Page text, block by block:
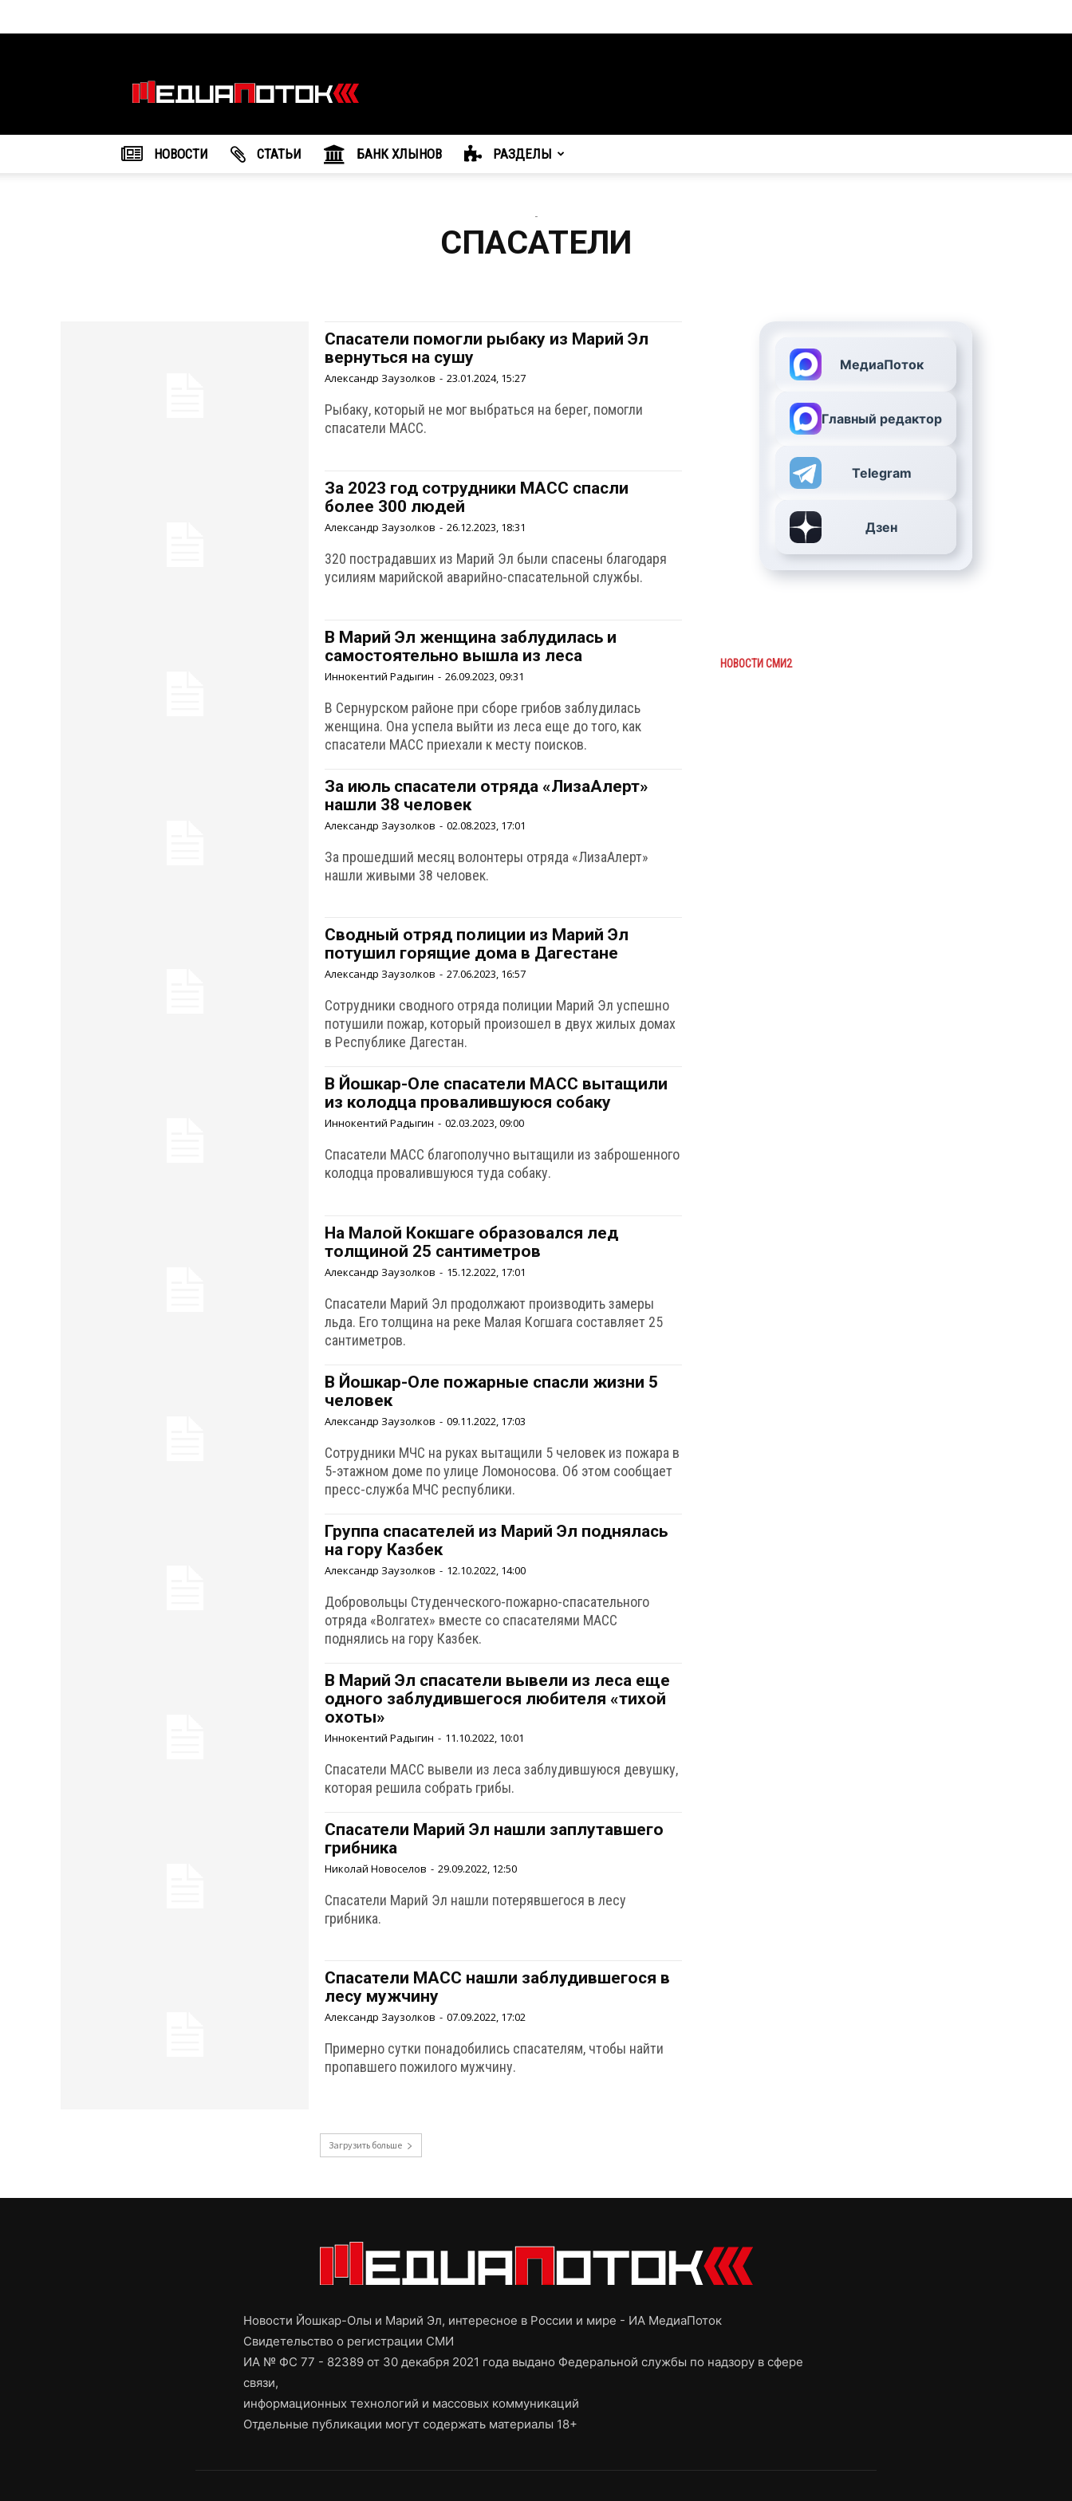
агентство
"МедиаПоток"
НОВОСТИ CТАТЬИ БАНК ХЛЫНОВ РАЗДЕЛЫ
-
СПАСАТЕЛИ
Спасатели помогли рыбаку из Марий Эл
вернуться на сушу
Александр Заузолков - 23.01.2024, 15:27
Рыбаку, который не мог выбраться на берег, помогли
спасатели МАСС.
За 2023 год сотрудники МАСС спасли
более 300 людей
Александр Заузолков - 26.12.2023, 18:31
320 пострадавших из Марий Эл были спасены благодаря
усилиям марийской аварийно-спасательной службы.
В Марий Эл женщина заблудилась и
самостоятельно вышла из леса
Иннокентий Радыгин - 26.09.2023, 09:31
В Сернурском районе при сборе грибов заблудилась
женщина. Она успела выйти из леса еще до того, как
спасатели МАСС приехали к месту поисков.
За июль спасатели отряда «ЛизаАлерт»
нашли 38 человек
Александр Заузолков - 02.08.2023, 17:01
За прошедший месяц волонтеры отряда «ЛизаАлерт»
нашли живыми 38 человек.
Сводный отряд полиции из Марий Эл
потушил горящие дома в Дагестане
Александр Заузолков - 27.06.2023, 16:57
Сотрудники сводного отряда полиции Марий Эл успешно
потушили пожар, который произошел в двух жилых домах
в Республике Дагестан.
В Йошкар-Оле спасатели МАСС вытащили
из колодца провалившуюся собаку
Иннокентий Радыгин - 02.03.2023, 09:00
Спасатели МАСС благополучно вытащили из заброшенного
колодца провалившуюся туда собаку.
На Малой Кокшаге образовался лед
толщиной 25 сантиметров
Александр Заузолков - 15.12.2022, 17:01
Спасатели Марий Эл продолжают производить замеры
льда. Его толщина на реке Малая Когшага составляет 25
сантиметров.
В Йошкар-Оле пожарные спасли жизни 5
человек
Александр Заузолков - 09.11.2022, 17:03
Сотрудники МЧС на руках вытащили 5 человек из пожара в
5-этажном доме по улице Ломоносова. Об этом сообщает
пресс-служба МЧС республики.
Группа спасателей из Марий Эл поднялась
на гору Казбек
Александр Заузолков - 12.10.2022, 14:00
Добровольцы Студенческого-пожарно-спасательного
отряда «Волгатех» вместе со спасателями МАСС
поднялись на гору Казбек.
В Марий Эл спасатели вывели из леса еще
одного заблудившегося любителя «тихой
охоты»
Иннокентий Радыгин - 11.10.2022, 10:01
Спасатели МАСС вывели из леса заблудившуюся девушку,
которая решила собрать грибы.
Спасатели Марий Эл нашли заплутавшего
грибника
Николай Новоселов - 29.09.2022, 12:50
Спасатели Марий Эл нашли потерявшегося в лесу
грибника.
Спасатели МАСС нашли заблудившегося в
лесу мужчину
Александр Заузолков - 07.09.2022, 17:02
Примерно сутки понадобились спасателям, чтобы найти
пропавшего пожилого мужчину.
Загрузить больше
МедиаПоток
Главный редактор
Telegram
Дзен
НОВОСТИ СМИ2
Новости Йошкар-Олы и Марий Эл, интересное в России и мире - ИА МедиаПоток
Свидетельство о регистрации СМИ
ИА № ФС 77 - 82389 от 30 декабря 2021 года выдано Федеральной службы по надзору в сфере
связи,
информационных технологий и массовых коммуникаций
Отдельные публикации могут содержать материалы 18+